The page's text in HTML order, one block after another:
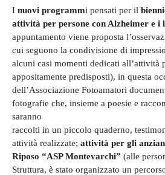
I nuovi programmi pensati per il
attività per persone con Alzheimer e i
appuntamento viene proposta
cui seguono la condivisione di
alcuni casi momenti dedicati all’attività
appositamente predisposti), in questa
dell’Associazione Fotoamatori
fotografie che, insieme a poesie e
saranno
raccolti in un piccolo quaderno,
attività realizzate; attività per gli
Riposo “ASP Montevarchi” (alle
Struttura, è stato organizzato un